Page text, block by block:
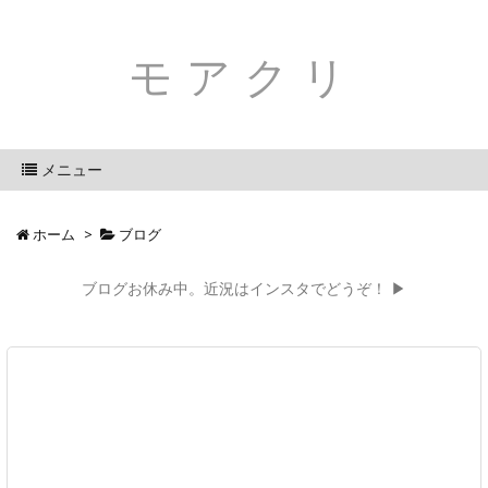
モアクリ
メニュー
ホーム > ブログ
ブログお休み中。近況はインスタでどうぞ！ ▶